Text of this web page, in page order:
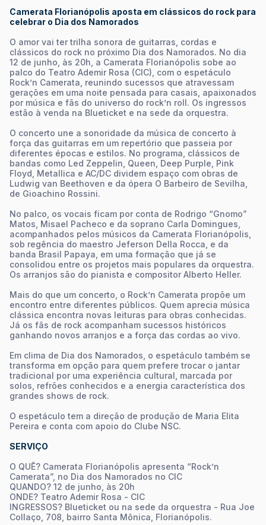
Camerata Florianópolis aposta em clássicos do rock para
celebrar o Dia dos Namorados
O amor vai ter trilha sonora de guitarras, cordas e
clássicos do rock no próximo Dia dos Namorados. No dia
12 de junho, às 20h, a Camerata Florianópolis sobe ao
palco do Teatro Ademir Rosa (CIC), com o espetáculo
Rock’n Camerata, reunindo sucessos que atravessam
gerações em uma noite pensada para casais, apaixonados
por música e fãs do universo do rock’n roll. Os ingressos
estão à venda na Blueticket e na sede da orquestra.
O concerto une a sonoridade da música de concerto à
força das guitarras em um repertório que passeia por
diferentes épocas e estilos. No programa, clássicos de
bandas como Led Zeppelin, Queen, Deep Purple, Pink
Floyd, Metallica e AC/DC dividem espaço com obras de
Ludwig van Beethoven e da ópera O Barbeiro de Sevilha,
de Gioachino Rossini.
No palco, os vocais ficam por conta de Rodrigo “Gnomo”
Matos, Misael Pacheco e da soprano Carla Domingues,
acompanhados pelos músicos da Camerata Florianópolis,
sob regência do maestro Jeferson Della Rocca, e da
banda Brasil Papaya, em uma formação que já se
consolidou entre os projetos mais populares da orquestra.
Os arranjos são do pianista e compositor Alberto Heller.
Mais do que um concerto, o Rock’n Camerata propõe um
encontro entre diferentes públicos. Quem aprecia música
clássica encontra novas leituras para obras conhecidas.
Já os fãs de rock acompanham sucessos históricos
ganhando novos arranjos e a força das cordas ao vivo.
Em clima de Dia dos Namorados, o espetáculo também se
transforma em opção para quem prefere trocar o jantar
tradicional por uma experiência cultural, marcada por
solos, refrões conhecidos e a energia característica dos
grandes shows de rock.
O espetáculo tem a direção de produção de Maria Elita
Pereira e conta com apoio do Clube NSC.
SERVIÇO
O QUÊ? Camerata Florianópolis apresenta “Rock’n
Camerata”, no Dia dos Namorados no CIC
QUANDO? 12 de junho, às 20h
ONDE? Teatro Ademir Rosa - CIC
INGRESSOS? Blueticket ou na sede da orquestra - Rua Joe
Collaço, 708, bairro Santa Mônica, Florianópolis.